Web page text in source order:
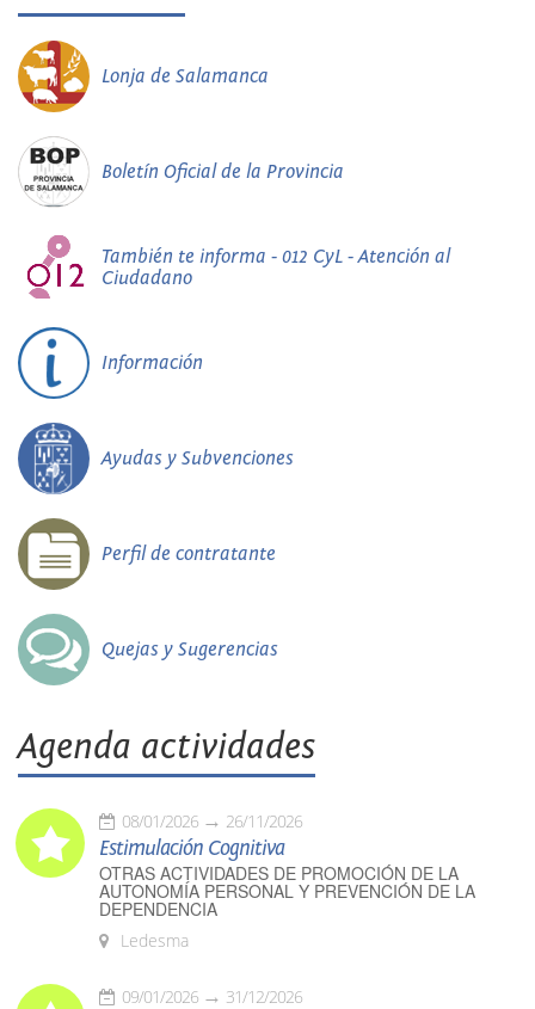
Lonja de Salamanca
Boletín Oficial de la Provincia
También te informa - 012 CyL - Atención al
Ciudadano
Información
Ayudas y Subvenciones
Perfil de contratante
Quejas y Sugerencias
Agenda actividades
08/01/2026 26/11/2026
Estimulación Cognitiva
OTRAS ACTIVIDADES DE PROMOCIÓN DE LA
AUTONOMÍA PERSONAL Y PREVENCIÓN DE LA
DEPENDENCIA
Ledesma
09/01/2026 31/12/2026